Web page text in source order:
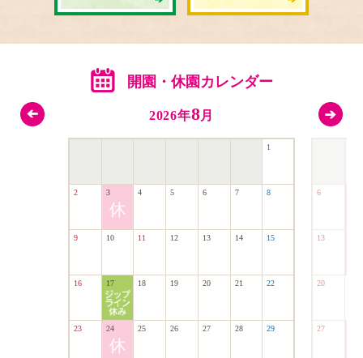
開園・休園カレンダー
2026年8月
1
2 3 4 5 6 7 8
9 10 11 12 13 14 15
16 17 18 19 20 21 22
23 24 25 26 27 28 29
6
13
20
27